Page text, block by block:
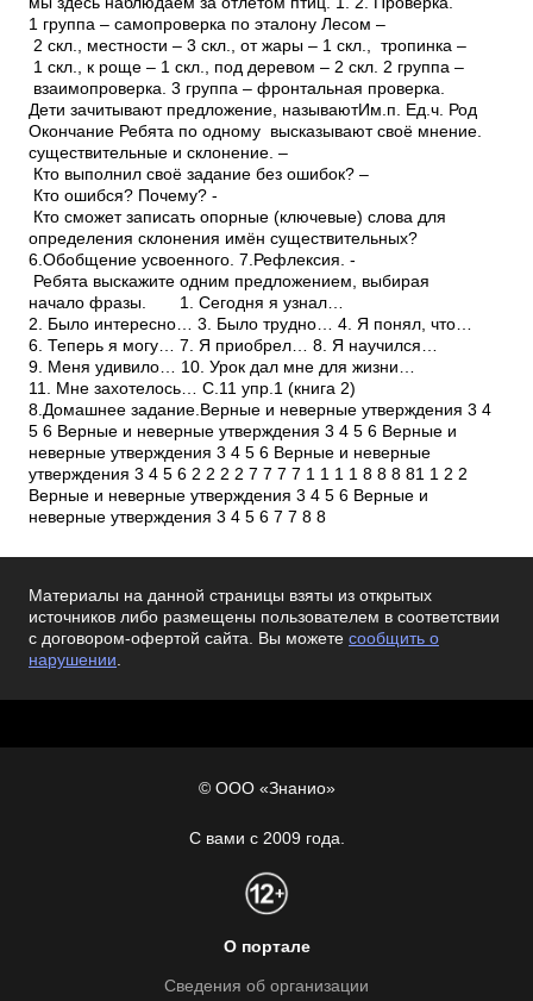
Материалы на данной страницы взяты из открытых
источников либо размещены пользователем в соответствии
с договором-офертой сайта. Вы можете сообщить о
нарушении.
© ООО «Знанио»
С вами с 2009 года.
О портале
Сведения об организации